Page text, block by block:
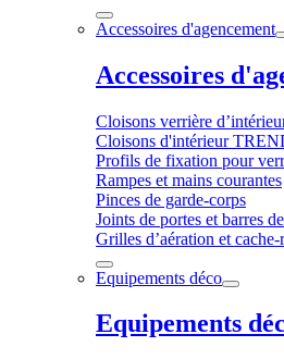
Accessoires d'agencement
Accessoires
Cloisons verrière
Cloisons d'intérieur
Profils de fixation pour
Rampes et mains courantes
Pinces de garde-corps
Joints de portes et barres
Grilles d’aération et
Equipements déco
Equipements